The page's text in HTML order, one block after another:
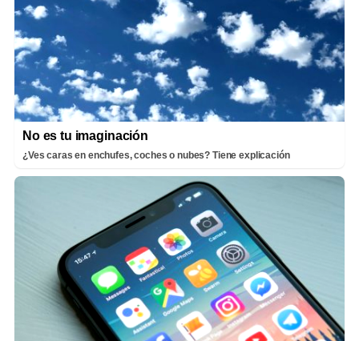
No es tu imaginación
¿Ves caras en enchufes, coches o nubes? Tiene explicación